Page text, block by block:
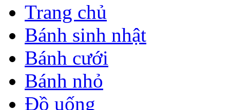
Trang chủ
Bánh sinh nhật
Bánh cưới
Bánh nhỏ
Đồ uống